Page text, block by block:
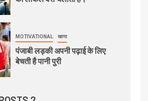
MOTIVATIONAL खाना
पंजाबी लड़की अपनी पढ़ाई के लिए
बेचती है पानी पुरी